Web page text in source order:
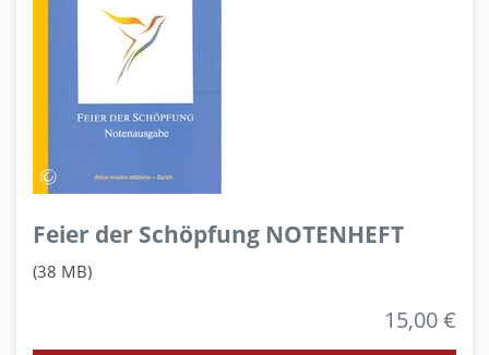
Feier der Schöpfung NOTENHEFT
(38 MB)
15,00 €